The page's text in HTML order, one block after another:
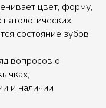
цвет, форму,
состояние зубов
вопросов о
и наличии